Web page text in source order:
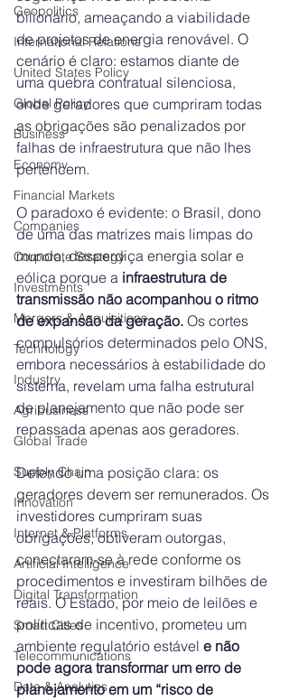
Geopolitics
International Relations
United States Policy
Global Policy
Business
Economy
Financial Markets
Companies
Corporate Strategy
Investments
Mergers & Acquisitions
Technology
Industry
Agribusiness
Global Trade
Supply Chain
Innovation
Internet & Platforms
Artificial Intelligence
Digital Transformation
Smart Cities
Telecommunications
Data & Analytics
bilionário, ameaçando a viabilidade
de projetos de energia renovável. O
cenário é claro: estamos diante de
uma quebra contratual silenciosa,
onde geradores que cumpriram todas
as obrigações são penalizados por
falhas de infraestrutura que não lhes
pertencem.
O paradoxo é evidente: o Brasil, dono
de uma das matrizes mais limpas do
mundo, desperdiça energia solar e
eólica porque a infraestrutura de
transmissão não acompanhou o ritmo
de expansão da geração. Os cortes
compulsórios determinados pelo ONS,
embora necessários à estabilidade do
sistema, revelam uma falha estrutural
de planejamento que não pode ser
repassada apenas aos geradores.
Defendo uma posição clara: os
geradores devem ser remunerados. Os
investidores cumpriram suas
obrigações, obtiveram outorgas,
conectaram-se à rede conforme os
procedimentos e investiram bilhões de
reais. O Estado, por meio de leilões e
políticas de incentivo, prometeu um
ambiente regulatório estável e não
pode agora transformar um erro de
planejamento em um “risco de